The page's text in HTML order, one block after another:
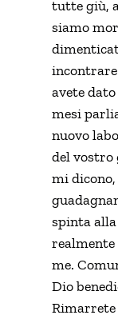
tutte giù,
siamo
avete
mesi
nuovo
del vostro
mi
spinta
realmente
me.
Dio
Rimarrete